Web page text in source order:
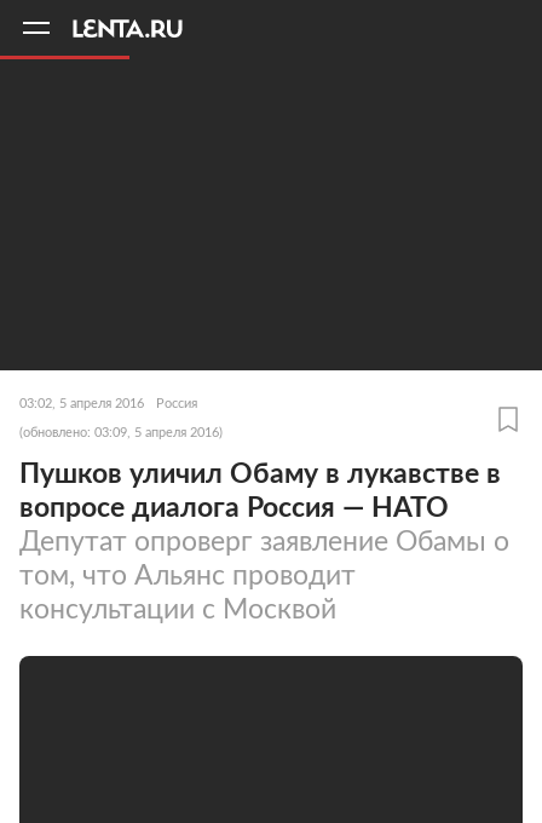
03:02, 5 апреля 2016 Россия
(обновлено: 03:09, 5 апреля 2016)
Пушков уличил Обаму в лукавстве в
вопросе диалога Россия — НАТО
Депутат опроверг заявление Обамы о
том, что Альянс проводит
консультации с Москвой